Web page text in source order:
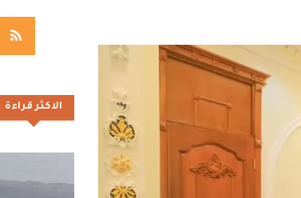
الاكثر قراءة